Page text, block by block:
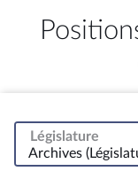
Législature
Archives